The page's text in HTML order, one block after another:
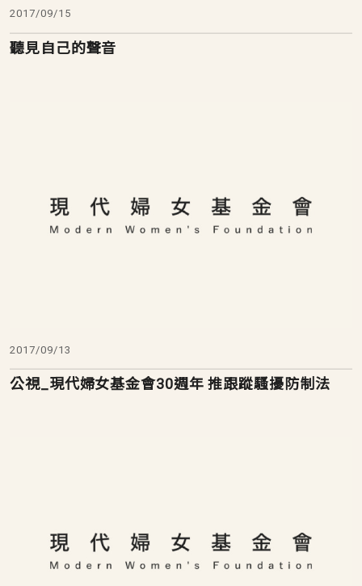
2017/09/15
聽見自己的聲音
2017/09/13
公視_現代婦女基金會30週年 推跟蹤騷擾防制法